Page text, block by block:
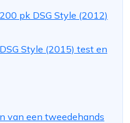
pk DSG Style (2012)
Style (2015) test en
van een tweedehands